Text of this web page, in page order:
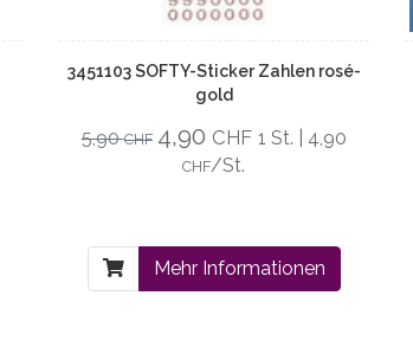
3451103 SOFTY-Sticker Zahlen rosé-
gold
5,90CHF 4,90 CHF 1 St. | 4,90
CHF/St.
Mehr Informationen